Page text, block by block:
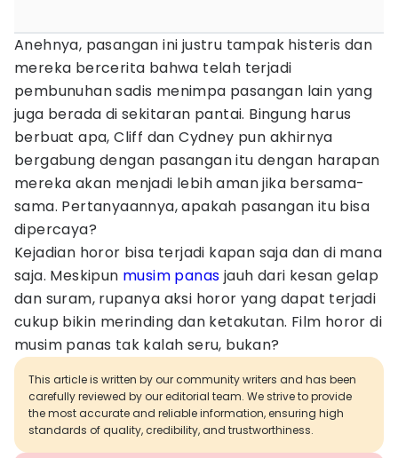
Anehnya, pasangan ini justru tampak histeris dan
mereka bercerita bahwa telah terjadi
pembunuhan sadis menimpa pasangan lain yang
juga berada di sekitaran pantai. Bingung harus
berbuat apa, Cliff dan Cydney pun akhirnya
bergabung dengan pasangan itu dengan harapan
mereka akan menjadi lebih aman jika bersama-
sama. Pertanyaannya, apakah pasangan itu bisa
dipercaya?
Kejadian horor bisa terjadi kapan saja dan di mana
saja. Meskipun musim panas jauh dari kesan gelap
dan suram, rupanya aksi horor yang dapat terjadi
cukup bikin merinding dan ketakutan. Film horor di
musim panas tak kalah seru, bukan?
This article is written by our community writers and has been
carefully reviewed by our editorial team. We strive to provide
the most accurate and reliable information, ensuring high
standards of quality, credibility, and trustworthiness.